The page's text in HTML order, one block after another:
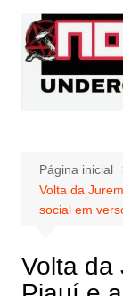
para
conteúdo
Página inicial
Volta da
social em
Volta da